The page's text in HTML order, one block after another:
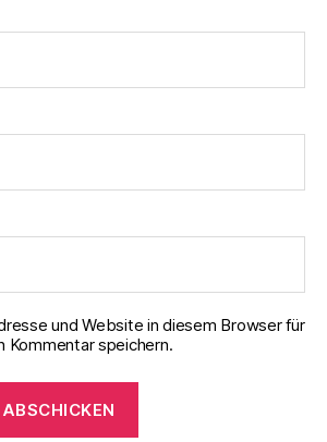
und Website in diesem Browser für
Kommentar speichern.